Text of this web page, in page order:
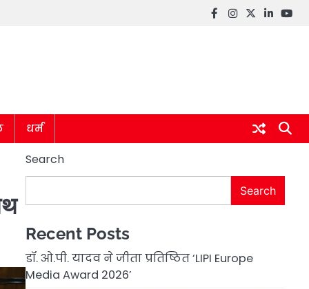
Facebook
instagram
twitter
linkedin
धर्म
Search
Search
Recent Posts
डॉ. ओ.पी. यादव ने जीता प्रतिष्ठित ‘LIPI Europe
Media Award 2026’